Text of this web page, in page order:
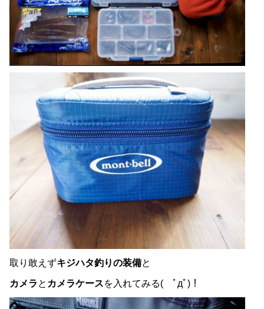
取り敢えずキジハタ釣りの装備と
カメラ と カメラケースを入れてみる( ﾟдﾟ)！